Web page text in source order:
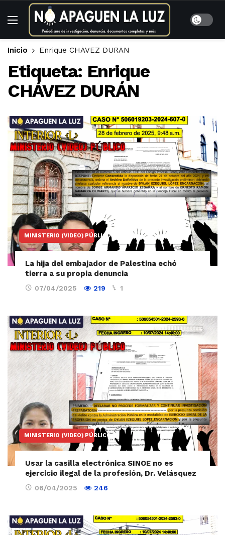
Inicio Enrique CHÁVEZ DURÁN
Etiqueta: Enrique
CHÁVEZ DURÁN
MINISTERIO (VIDEO) PÚBLICO
La hija del embajador de Palestina echó
tierra a su propia denuncia
07/04/2025 219 1
MINISTERIO (VIDEO) PÚBLICO
Usar la casilla electrónica SINOE no es
ejercicio ilegal de la profesión, Dr. Velásquez
06/04/2025 246